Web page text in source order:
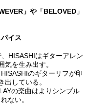
」や「BELOVED」
イス
HISASHIはギターアレン
気を生み出す。
のギターリフが印
出している。
の楽曲はよりシンプル
ない。